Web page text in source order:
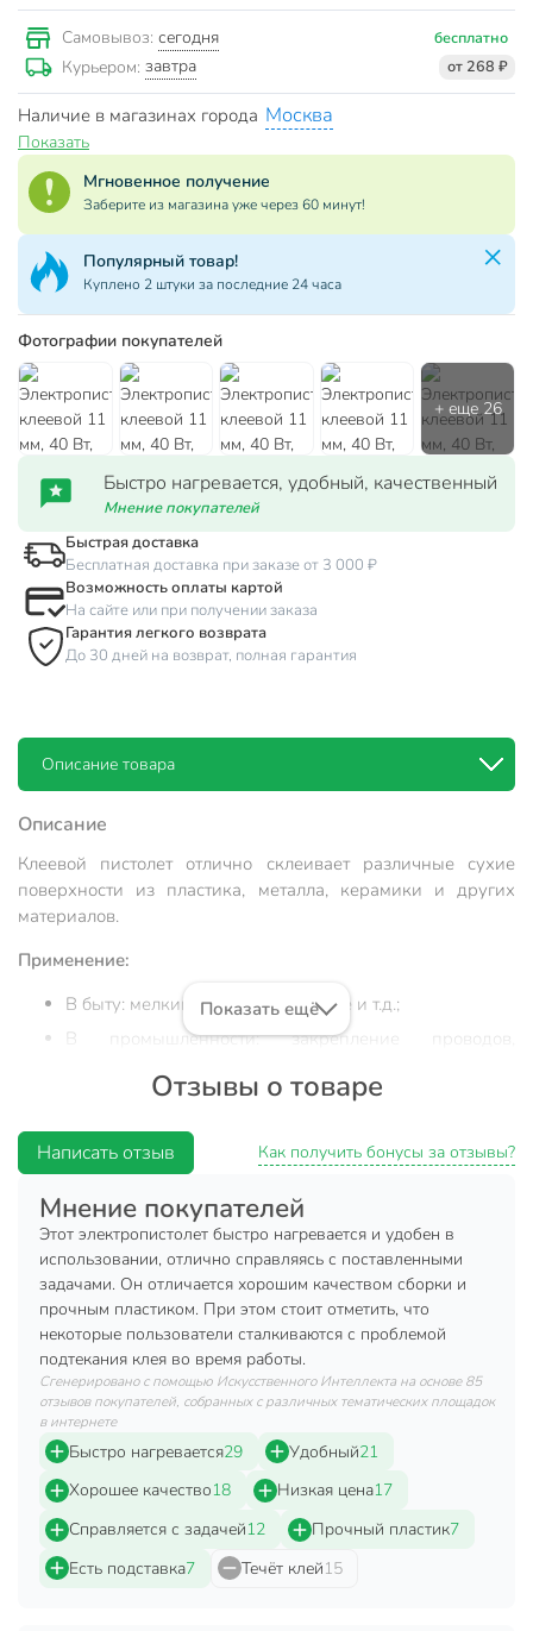
Самовывоз: сегодня бесплатно
Курьером: завтра от 268 ₽
Наличие в магазинах города Москва
Показать
Мгновенное получение
Заберите из магазина уже через 60 минут!
Популярный товар!
Куплено 2 штуки за последние 24 часа
Фотографии покупателей
Быстро нагревается, удобный, качественный
Мнение покупателей
Быстрая доставка
Бесплатная доставка при заказе от 3 000 ₽
Возможность оплаты картой
На сайте или при получении заказа
Гарантия легкого возврата
До 30 дней на возврат, полная гарантия
Описание товара
Описание
Клеевой пистолет отлично склеивает различные сухие
поверхности из пластика, металла, керамики и других
материалов.
Применение:
В быту: мелкий ремонт, рукоделие и т.д.;
В промышленности: закрепление проводов,
В строительстве: заделка швов, крепление
декоративных элементов и т.д.;
Характеристики:
Материалы: пластик;
Максимальный диаметр клей-карандаша: 11 мм;
Номинальная потребляемая мощность: 40 Вт;
Цвет: черный, оранжевый;
Преимущества:
Удобная эргономичная рукоятка для комфортной
длительной работы;
Быстрый разогрев;
Высокая производительность по выходу клея;
Удобный курок позволяет легко контролировать
количество наносимого клея;
Показать ещё
Отзывы о товаре
Написать отзыв Как получить бонусы за отзывы?
Мнение покупателей
Этот электропистолет быстро нагревается и удобен в
использовании, отлично справляясь с поставленными
задачами. Он отличается хорошим качеством сборки и
прочным пластиком. При этом стоит отметить, что
некоторые пользователи сталкиваются с проблемой
подтекания клея во время работы.
Сгенерировано с помощью Искусственного Интеллекта на основе 85
отзывов покупателей, собранных с различных тематических площадок
в интернете
Быстро нагревается29 Удобный21
Хорошее качество18 Низкая цена17
Справляется с задачей12 Прочный пластик7
Есть подставка7 Течёт клей15